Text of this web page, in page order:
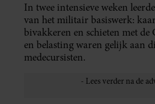
In twee intensieve weken
van het militair basiswerk:
bivakkeren en schieten met de
en belasting waren gelijk aan
medecursisten.